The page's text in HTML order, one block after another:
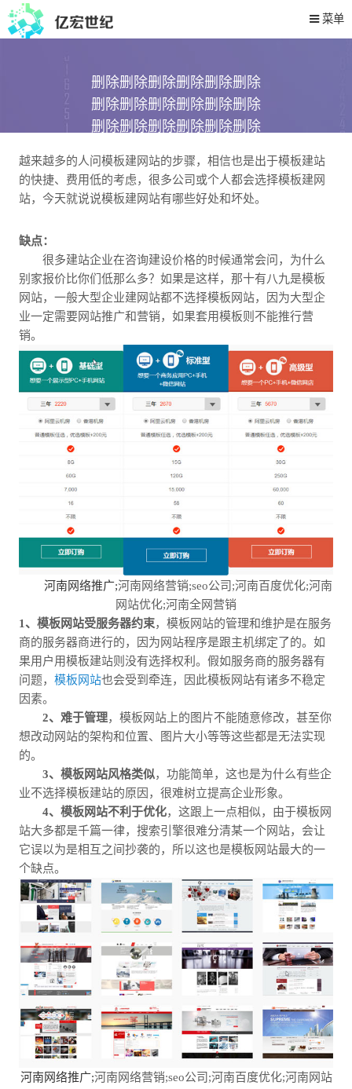
菜单
删除删除删除删除删除删除
删除删除删除删除删除删除
删除删除删除删除删除删除
删除删除删除删除删除删除
2019-05-24 11:30 229 次阅读
越来越多的人问模板建网站的步骤，相信也是出于模板建站
的快捷、费用低的考虑，很多公司或个人都会选择模板建网
站，今天就说说模板建网站有哪些好处和坏处。
缺点：
很多建站企业在咨询建设价格的时候通常会问，为什么
别家报价比你们低那么多？如果是这样，那十有八九是模板
网站，一般大型企业建网站都不选择模板网站，因为大型企
业一定需要网站推广和营销，如果套用模板则不能推行营
销。
河南网络推广;河南网络营销;seo公司;河南百度优化;河南
网站优化;河南全网营销
1、模板网站受服务器约束，模板网站的管理和维护是在服务
商的服务器商进行的，因为网站程序是跟主机绑定了的。如
果用户用模板建站则没有选择权利。假如服务商的服务器有
问题， 模板网站也会受到牵连，因此模板网站有诸多不稳定
因素。
2、难于管理，模板网站上的图片不能随意修改，甚至你
想改动网站的架构和位置、图片大小等等这些都是无法实现
的。
3、模板网站风格类似，功能简单，这也是为什么有些企
业不选择模板建站的原因，很难树立提高企业形象。
4、模板网站不利于优化，这跟上一点相似，由于模板网
站大多都是千篇一律，搜索引擎很难分清某一个网站，会让
它误以为是相互之间抄袭的，所以这也是模板网站最大的一
个缺点。
河南网络推广;河南网络营销;seo公司;河南百度优化;河南网站